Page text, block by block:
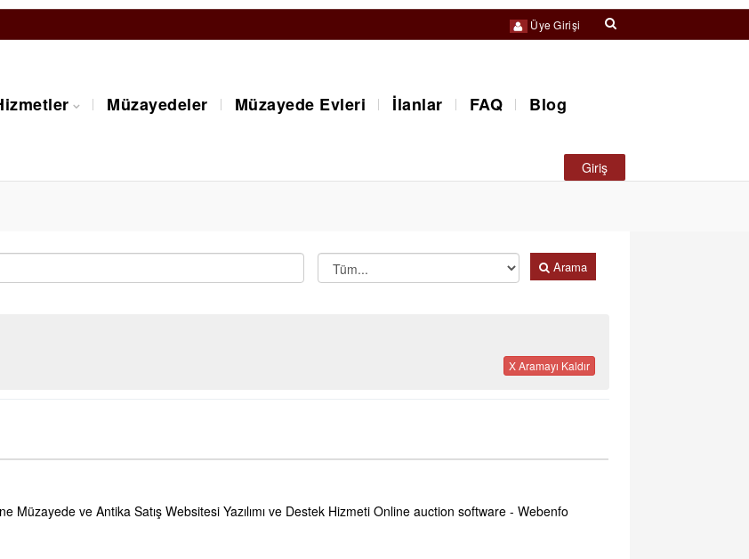
Üye Girişi
Müzayedeler Müzayede Evleri İlanlar FAQ Blog
Giriş
Arama
X Aramayı Kaldır
Müzayede ve Antika Satış Websitesi Yazılımı ve Destek Hizmeti Online auction software - Webenfo